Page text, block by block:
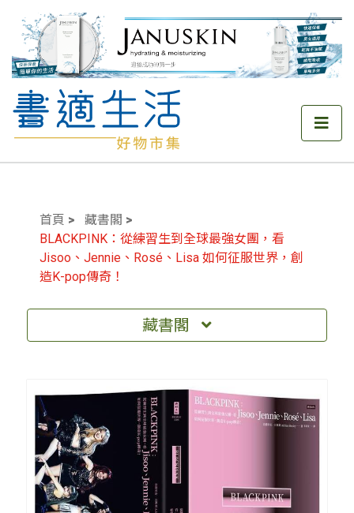
首頁
藏書閣
BLACKPINK：從練習生到全球最強女團，看
Jisoo、Jennie、Rosé、Lisa 如何征服世界，創
造K-pop傳奇！
藏書閣